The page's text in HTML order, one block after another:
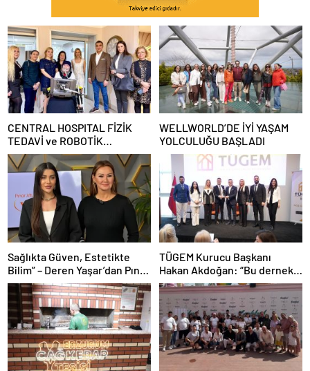
CENTRAL HOSPITAL FİZİK
TEDAVİ ve ROBOTİK
REHABİLİTASYON MERKEZİ
AÇILDI
WELLWORLD’DE İYİ YAŞAM
YOLCULUĞU BAŞLADI
Sağlıkta Güven, Estetikte
Bilim” – Deren Yaşar’dan Pınar
Altuğ’un Programında Çarpıcı
Açıklamalar
TÜGEM Kurucu Başkanı
Hakan Akdoğan: “Bu dernek
bazılarını çok rahatsız etse de
bildiğimden şaşmadık”